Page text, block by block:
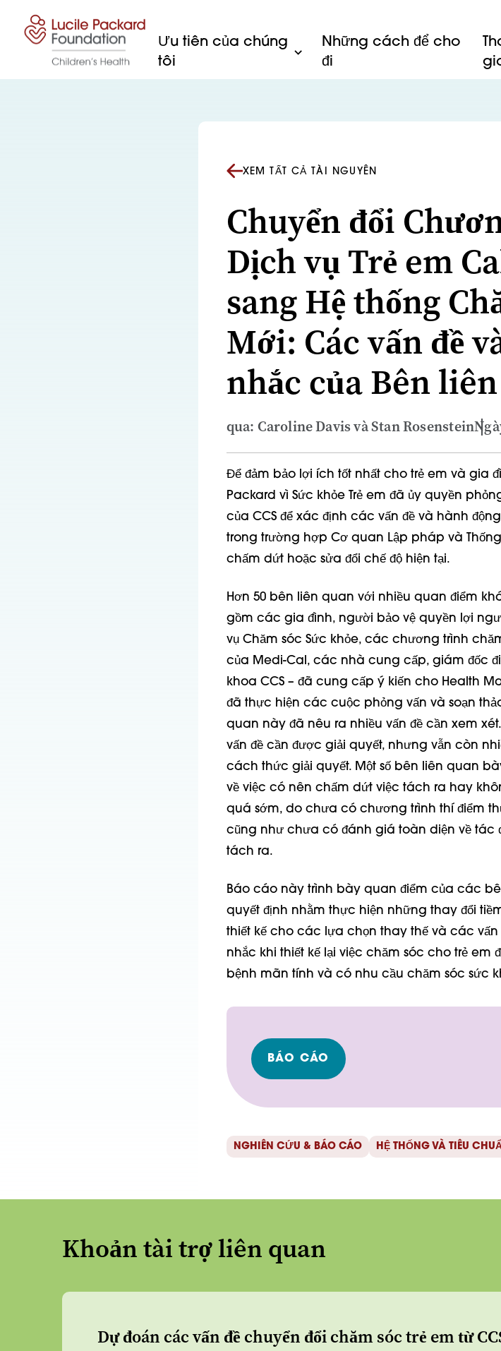
Ưu tiên của chúng
tôi
Những cách để cho
đi
XEM TẤT CẢ TÀI NGUYÊN
Chuyển đổi
Dịch vụ Trẻ em
sang Hệ thống
Mới: Các vấn đề
nhắc của Bên
qua: Caroline Davis và Stan Rosenstein
Để đảm bảo lợi ích tốt nhất cho trẻ em và gia
Packard vì Sức khỏe Trẻ em đã ủy quyền
của CCS để xác định các vấn đề và hành
trong trường hợp Cơ quan Lập pháp và
chấm dứt hoặc sửa đổi chế độ hiện tại.
Hơn 50 bên liên quan với nhiều quan điểm
gồm các gia đình, người bảo vệ quyền lợi
vụ Chăm sóc Sức khỏe, các chương trình
của Medi-Cal, các nhà cung cấp, giám đốc
khoa CCS – đã cung cấp ý kiến cho Health
đã thực hiện các cuộc phỏng vấn và soạn
quan này đã nêu ra nhiều vấn đề cần xem
vấn đề cần được giải quyết, nhưng vẫn còn
cách thức giải quyết. Một số bên liên quan
về việc có nên chấm dứt việc tách ra hay
quá sớm, do chưa có chương trình thí điểm
cũng như chưa có đánh giá toàn diện về tác
tách ra.
Báo cáo này trình bày quan điểm của các
quyết định nhằm thực hiện những thay đổi
thiết kế cho các lựa chọn thay thế và các
nhắc khi thiết kế lại việc chăm sóc cho trẻ em
bệnh mãn tính và có nhu cầu chăm sóc sức
BÁO CÁO
NGHIÊN CỨU & BÁO CÁO HỆ THỐNG VÀ TIÊU
Khoản tài trợ liên quan
Dự đoán các vấn đề chuyển đổi chăm sóc trẻ em từ